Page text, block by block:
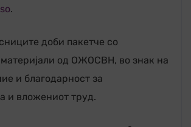
.
доби пакетче со
од ОЖОСВН, во знак на
и благодарност за
и вложениот труд.